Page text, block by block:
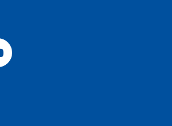
Youtube